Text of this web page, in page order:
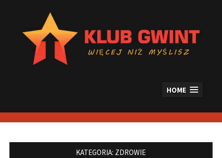
HOME
KATEGORIA: ZDROWIE